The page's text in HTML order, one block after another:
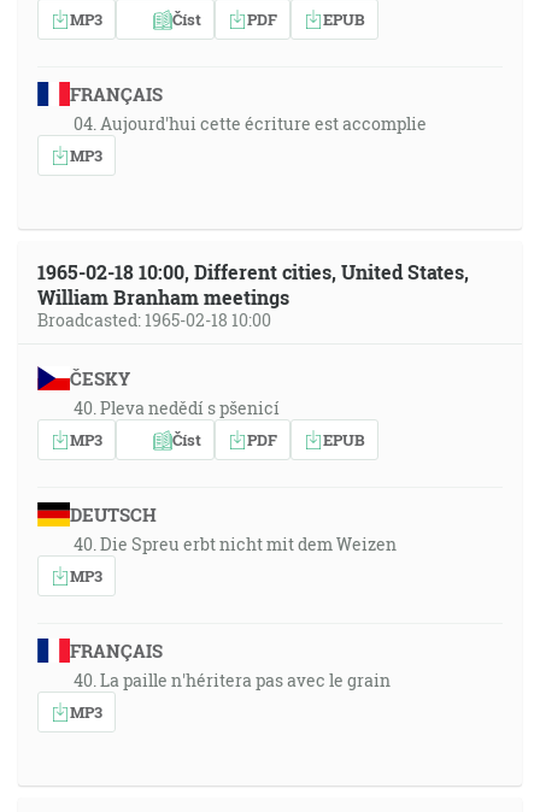
MP3 Číst PDF EPUB
FRANÇAIS
04. Aujourd'hui cette écriture est accomplie
MP3
1965-02-18 10:00, Different cities, United States,
William Branham meetings
Broadcasted: 1965-02-18 10:00
ČESKY
40. Pleva nedědí s pšenicí
MP3 Číst PDF EPUB
DEUTSCH
40. Die Spreu erbt nicht mit dem Weizen
MP3
FRANÇAIS
40. La paille n'héritera pas avec le grain
MP3